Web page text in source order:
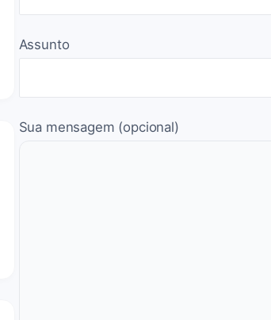
Assunto
Sua mensagem (opcional)